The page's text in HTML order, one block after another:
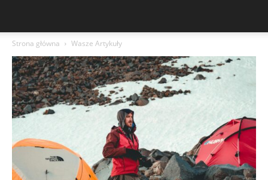
Strona główna Wasze Artykuły